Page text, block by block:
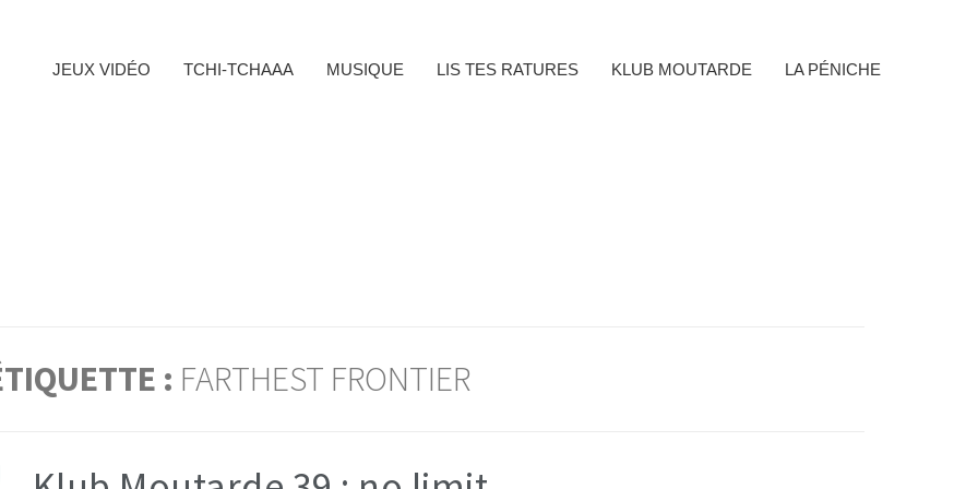
LA PÉNICHE
KLUB MOUTARDE
LIS TES RATURES
MUSIQUE
TCHI-TCHAAA
JEUX VIDÉO
: FARTHEST FRONTIER